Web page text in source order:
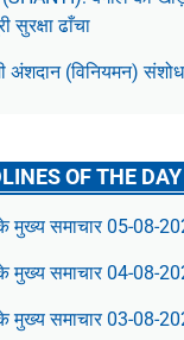
सुरक्षा ढाँचा
अंशदान (विनियमन)
OF THE
मुख्य समाचार 05-08-
मुख्य समाचार 04-08-
मुख्य समाचार 03-08-